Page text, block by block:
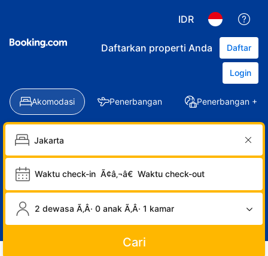
IDR
Daftarkan properti Anda Daftar
Login
Akomodasi Penerbangan Penerbangan +
Waktu check-in Ã¢â‚¬â€ Waktu check-out
2 dewasa Ã‚Â· 0 anak Ã‚Â· 1 kamar
Cari